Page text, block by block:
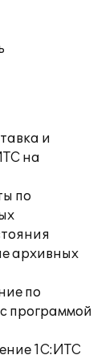
и
на
по
архивных
по
программой
1С:ИТС